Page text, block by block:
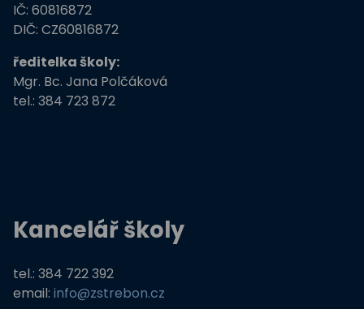
IČ: 60816872
DIČ: CZ60816872
ředitelka školy:
Mgr. Bc. Jana Polčáková
tel.: 384 723 872
Kancelář školy
tel.: 384 722 392
email: info@zstrebon.cz